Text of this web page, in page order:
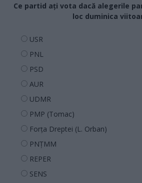
Ce partid ați vota dacă alegerile
loc duminica
USR
PNL
PSD
AUR
UDMR
PMP (Tomac)
Forța Dreptei (L. Orban)
PNȚMM
REPER
SENS